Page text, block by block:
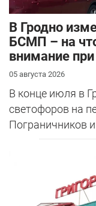
В Гродно
БСМП – на
внимание
05 августа 2026
В конце июля в
светофоров на
Пограничников